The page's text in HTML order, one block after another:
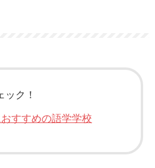
ク！
すすめの語学学校